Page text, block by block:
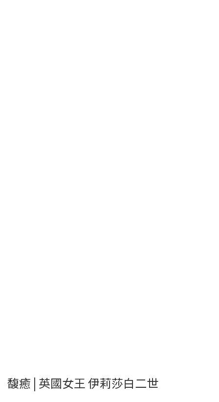
馥癒 | 英國女王 伊莉莎白二世